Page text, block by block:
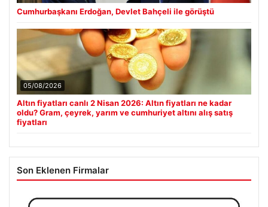
Cumhurbaşkanı Erdoğan, Devlet Bahçeli ile görüştü
05/08/2026
Altın fiyatları canlı 2 Nisan 2026: Altın fiyatları ne kadar
oldu? Gram, çeyrek, yarım ve cumhuriyet altını alış satış
fiyatları
Son Eklenen Firmalar